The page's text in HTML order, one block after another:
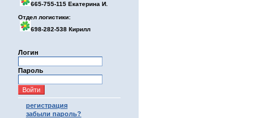
665-755-115 Екатерина И.
Отдел логистики:
698-282-538 Кирилл
Логин
Пароль
регистрация
забыли пароль?